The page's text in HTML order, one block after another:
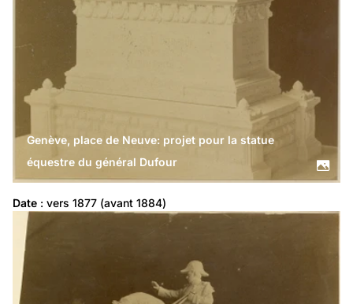
Genève, place de Neuve: projet pour la statue
équestre du général Dufour
Date : vers 1877 (avant 1884)